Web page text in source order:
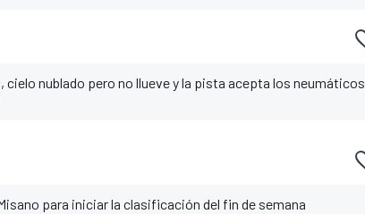
cielo nublado pero no llueve y la pista acepta los neumáticos
para iniciar la clasificación del fin de semana